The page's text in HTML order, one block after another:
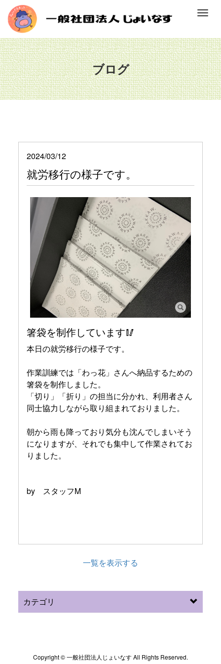
M
n
u
ブログ
2024/03/12
就労移行の様子です。
箸袋を制作しています🥢
本日の就労移行の様子です。
作業訓練では「わっ花」さんへ納品するための
箸袋を制作しました。
「切り」「折り」の担当に分かれ、利用者さん
同士協力しながら取り組まれておりました。
朝から雨も降っており気分も沈んでしまいそう
になりますが、それでも集中して作業されてお
りました。
by スタッフM
一覧を表示する
カテゴリ
Copyright © 一般社団法人じょいなす All Rights Reserved.